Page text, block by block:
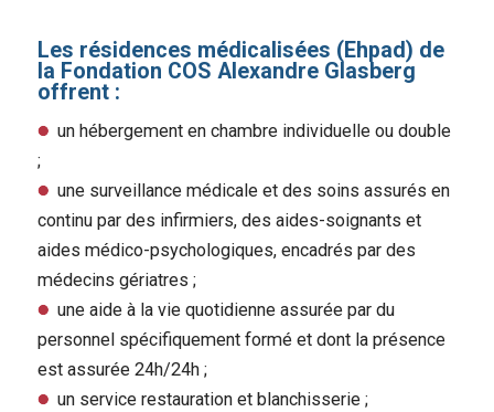
Les résidences médicalisées (Ehpad) de
la Fondation COS Alexandre Glasberg
offrent :
un hébergement en chambre individuelle ou double
;
une surveillance médicale et des soins assurés en
continu par des infirmiers, des aides-soignants et
aides médico-psychologiques, encadrés par des
médecins gériatres ;
une aide à la vie quotidienne assurée par du
personnel spécifiquement formé et dont la présence
est assurée 24h/24h ;
un service restauration et blanchisserie ;